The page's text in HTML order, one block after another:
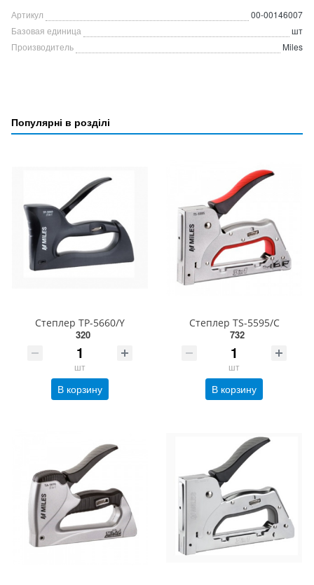
Артикул
00-00146007
Базовая единица
шт
Производитель
Miles
Популярні в розділі
Степлер TP-5660/Y
320
шт
В корзину
Степлер TS-5595/C
732
шт
В корзину